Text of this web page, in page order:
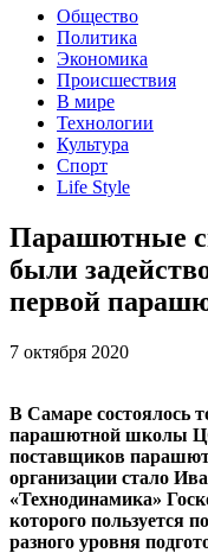
Общество
Политика
Экономика
Происшествия
В мире
Технологии
Культура
Спорт
Life Style
Парашютные
были
первой
7 октября 2020
В Самаре состоялось
парашютной школы
поставщиков
организации стало
«Технодинамика»
которого пользуется
разного уровня